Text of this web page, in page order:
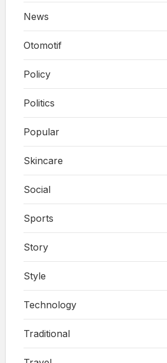
News
Otomotif
Policy
Politics
Popular
Skincare
Social
Sports
Story
Style
Technology
Traditional